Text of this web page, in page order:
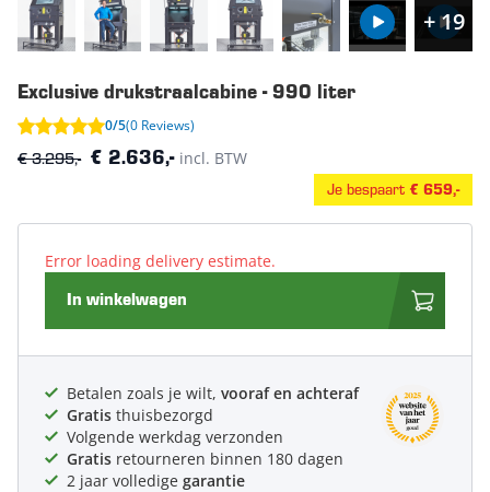
+ 19
Exclusive drukstraalcabine - 990 liter
0/5(0 Reviews)
€ 3.295,- € 2.636,- incl. BTW
Je bespaart € 659,-
Error loading delivery estimate.
In winkelwagen
Betalen zoals je wilt, vooraf en achteraf
Gratis thuisbezorgd
Volgende werkdag verzonden
Gratis retourneren binnen 180 dagen
2 jaar volledige garantie